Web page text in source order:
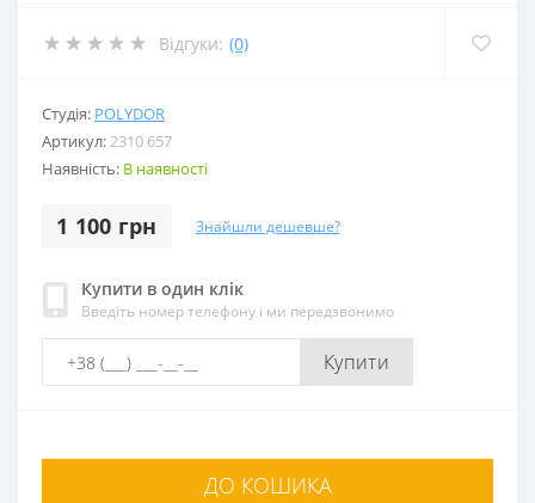
Відгуки: (0)
Студія: POLYDOR
Артикул:2310 657
Наявність: В наявності
1 100 грн Знайшли дешевше?
Купити в один клік
Введіть номер телефону і ми передзвонимо
Купити
ДО КОШИКА